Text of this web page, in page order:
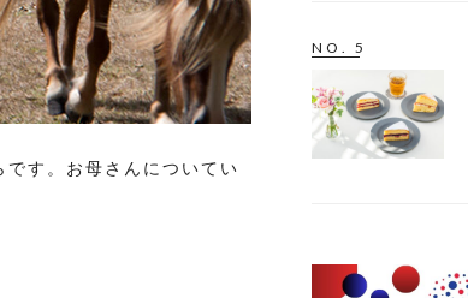
す。お母さんについてい
NO. 5